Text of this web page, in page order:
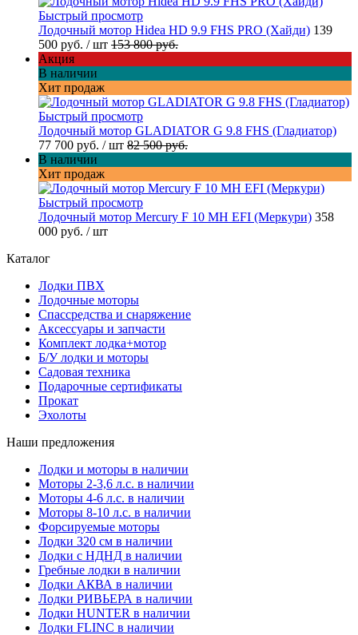
Быстрый просмотр
Лодочный мотор Hidea HD 9.9 FHS PRO (Хайди) 139
500 руб. / шт 153 800 руб.
Акция
В наличии
Хит продаж
Быстрый просмотр
Лодочный мотор GLADIATOR G 9.8 FHS (Гладиатор)
77 700 руб. / шт 82 500 руб.
В наличии
Хит продаж
Быстрый просмотр
Лодочный мотор Mercury F 10 MH EFI (Меркури) 358
000 руб. / шт
Каталог
Лодки ПВХ
Лодочные моторы
Спассредства и снаряжение
Аксессуары и запчасти
Комплект лодка+мотор
Б/У лодки и моторы
Садовая техника
Подарочные сертификаты
Прокат
Эхолоты
Наши предложения
Лодки и моторы в наличии
Моторы 2-3,6 л.с. в наличии
Моторы 4-6 л.с. в наличии
Моторы 8-10 л.с. в наличии
Форсируемые моторы
Лодки 320 см в наличии
Лодки с НДНД в наличии
Гребные лодки в наличии
Лодки АКВА в наличии
Лодки РИВЬЕРА в наличии
Лодки HUNTER в наличии
Лодки FLINC в наличии